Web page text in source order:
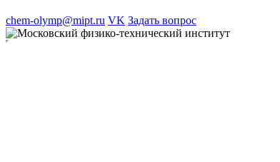
chem-olymp@mipt.ru VK Задать вопрос